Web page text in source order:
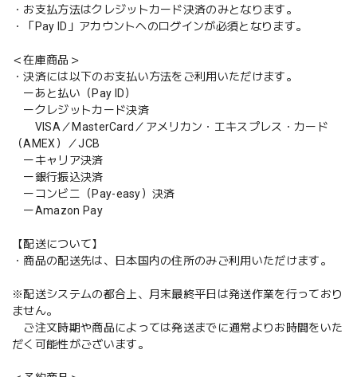
・お支払方法はクレジットカード決済のみとなります。
・「Pay ID」アカウントへのログインが必須となります。
＜在庫商品＞
・決済には以下のお支払い方法をご利用いただけます。
ーあと払い（Pay ID）
ークレジットカード決済
VISA／MasterCard／アメリカン・エキスプレス・カード
（AMEX）／JCB
ーキャリア決済
ー銀行振込決済
ーコンビニ（Pay-easy）決済
ーAmazon Pay
【配送について】
・商品の配送先は、日本国内の住所のみご利用いただけます。
※配送システムの都合上、月末最終平日は発送作業を行っており
ません。
ご注文時期や商品によっては発送までに通常よりお時間をいた
だく可能性がございます。